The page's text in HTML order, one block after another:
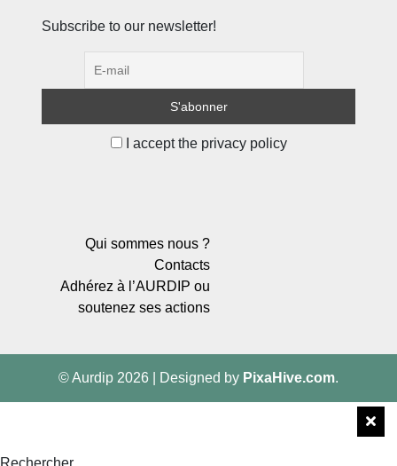
Subscribe to our newsletter!
I accept the privacy policy
Qui sommes nous ?
Contacts
Adhérez à l’AURDIP ou
soutenez ses actions
© Aurdip 2026 Designed by PixaHive.com.
Rechercher…